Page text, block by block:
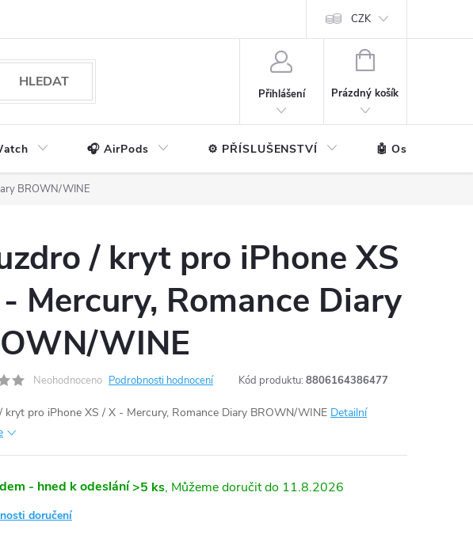
CZK
HLEDAT
Přihlášení
NÁKUPNÍ
Prázdný košík
🎧 AirPods ⚙️ PŘÍSLUŠENSTVÍ 🤖 Ostatní
BROWN/WINE
/ kryt pro iPhone XS
Mercury, Romance Diary
WINE
Neohodnoceno Podrobnosti hodnocení Kód produktu: 8806164386477
kryt pro iPhone XS / X - Mercury, Romance Diary BROWN/WINE Detailní
- hned k odeslání>5 ks 11.8.2026
doručení